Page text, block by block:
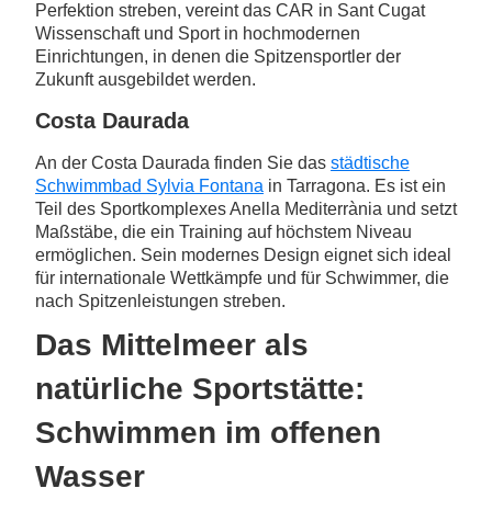
Perfektion streben, vereint das CAR in Sant Cugat
Wissenschaft und Sport in hochmodernen
Einrichtungen, in denen die Spitzensportler der
Zukunft ausgebildet werden.
Costa Daurada
An der Costa Daurada finden Sie das städtische
Schwimmbad Sylvia Fontana in Tarragona. Es ist ein
Teil des Sportkomplexes Anella Mediterrània und setzt
Maßstäbe, die ein Training auf höchstem Niveau
ermöglichen. Sein modernes Design eignet sich ideal
für internationale Wettkämpfe und für Schwimmer, die
nach Spitzenleistungen streben.
Das Mittelmeer als
natürliche Sportstätte:
Schwimmen im offenen
Wasser